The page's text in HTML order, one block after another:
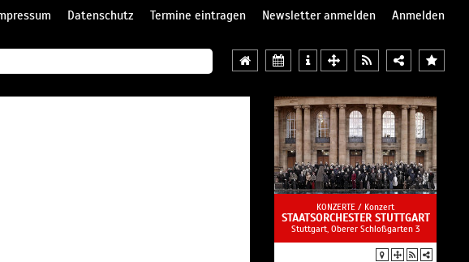
Datenschutz Termine eintragen Newsletter anmelden
Anmelden
KONZERTE / Konzert
STAATSORCHESTER STUTTGART
Stuttgart, Oberer Schloßgarten 3